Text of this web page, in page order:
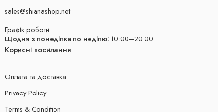
sales@shianashop.net
Графік роботи
Щодня з понеділка по неділю: 10:00–20:00
Корисні посилання
Оплата та доставка
Privacy Policy
Terms & Condition